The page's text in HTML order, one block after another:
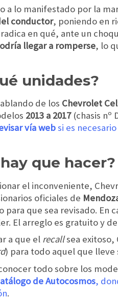
a lo manifestado por la
conductor, poniendo en
en qué, ante un
llegar a romperse, lo
unidades?
de los Chevrolet
2013 a 2017 (chasis nº
vía websi es
que hacer?
el inconveniente,
oficiales de
para que sea revisado. En
El arreglo es gratuito y
a que el recallsea exitoso,
) para todo aquel que lleve
todo sobre los
de Autocosmos,
.